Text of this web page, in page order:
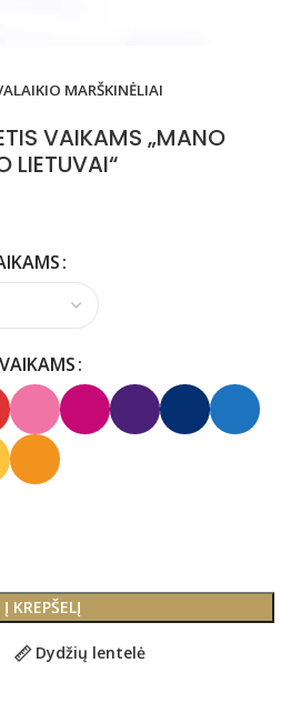
MARŠKINĖLIAI
VAIKAMS „MANO
LIETUVAI“
Į KREPŠELĮ
Dydžių lentelė